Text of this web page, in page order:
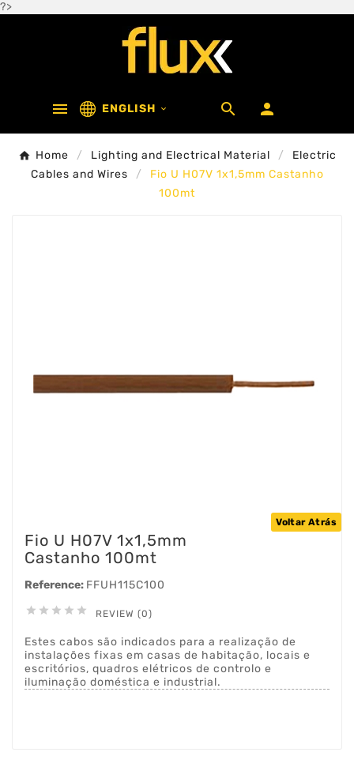
?>
 ENGLISH   
Home Lighting and Electrical Material
Electric
Cables and Wires
Fio U H07V 1x1,5mm Castanho
100mt
Voltar Atrás
Fio U H07V 1x1,5mm
Castanho 100mt
Reference: FFUH115C100
     REVIEW (0)
Estes cabos são indicados para a realização de
instalações fixas em casas de habitação, locais e
escritórios, quadros elétricos de controlo e
iluminação doméstica e industrial.